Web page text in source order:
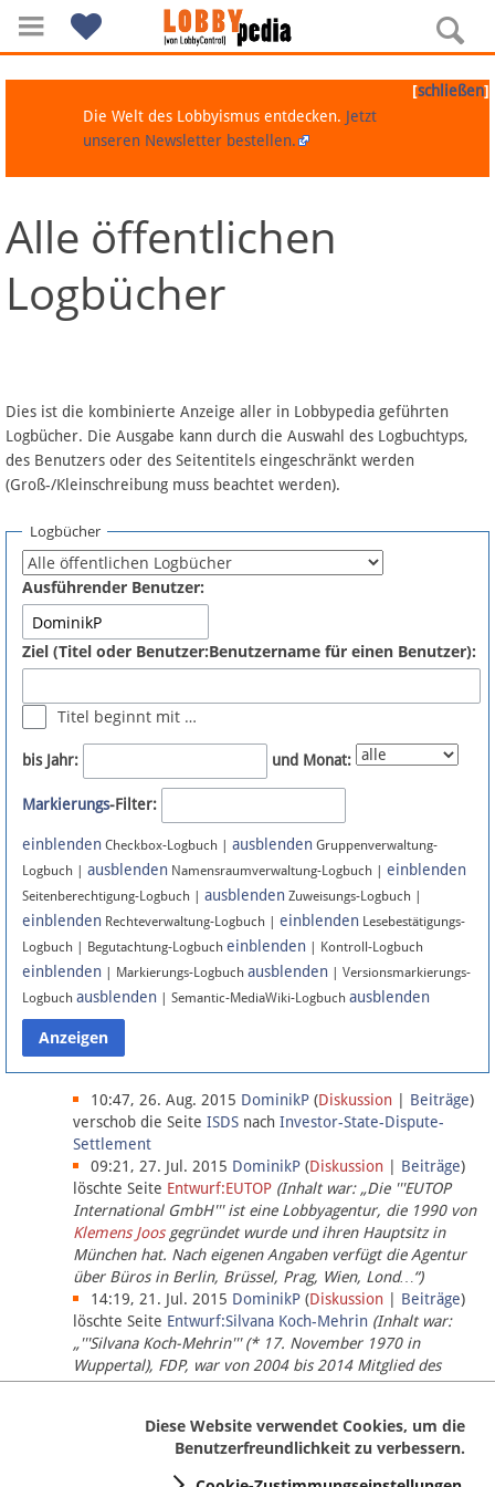
Navigation
Über Lobbypedia
Artikel nach Kategorien
FAQ
Fördermitglied werden
Fehler melden
Newsletter
Bluesky
Facebook
Instagram
Anmelden
Datenschutz
Über Lobbypedia
Impressum
[schließen]
Die Welt des Lobbyismus entdecken. Jetzt
unseren Newsletter bestellen.
Alle öffentlichen
Logbücher
Dies ist die kombinierte Anzeige aller in Lobbypedia geführten
Logbücher. Die Ausgabe kann durch die Auswahl des Logbuchtyps,
des Benutzers oder des Seitentitels eingeschränkt werden
(Groß-/Kleinschreibung muss beachtet werden).
Logbücher
Ausführender Benutzer:
Ziel (Titel oder Benutzer:Benutzername für einen Benutzer):
Titel beginnt mit …
bis Jahr: und Monat:
Markierungs-Filter:
einblenden Checkbox-Logbuch | ausblenden Gruppenverwaltung-
Logbuch | ausblenden Namensraumverwaltung-Logbuch | einblenden
Seitenberechtigung-Logbuch | ausblenden Zuweisungs-Logbuch |
einblenden Rechteverwaltung-Logbuch | einblenden Lesebestätigungs-
Logbuch | Begutachtung-Logbuch einblenden | Kontroll-Logbuch
einblenden | Markierungs-Logbuch ausblenden | Versionsmarkierungs-
Logbuch ausblenden | Semantic-MediaWiki-Logbuch ausblenden
10:47, 26. Aug. 2015 DominikP (Diskussion Beiträge)
verschob die Seite ISDS nach Investor-State-Dispute-
Settlement
09:21, 27. Jul. 2015 DominikP (Diskussion Beiträge)
löschte Seite Entwurf:EUTOP (Inhalt war: „Die '''EUTOP
International GmbH''' ist eine Lobbyagentur, die 1990 von
Klemens Joosgegründet wurde und ihren Hauptsitz in
München hat. Nach eigenen Angaben verfügt die Agentur
über Büros in Berlin, Brüssel, Prag, Wien, Lond…“)
14:19, 21. Jul. 2015 DominikP (Diskussion Beiträge)
löschte Seite Entwurf:Silvana Koch-Mehrin (Inhalt war:
„'''Silvana Koch-Mehrin''' (* 17. November 1970 in
Wuppertal), FDP, war von 2004 bis 2014 Mitglied des
Europäischen Parlaments, seit November 2014 ist sie für
Diese Website verwendet Cookies, um die
Benutzerfreundlichkeit zu verbessern.